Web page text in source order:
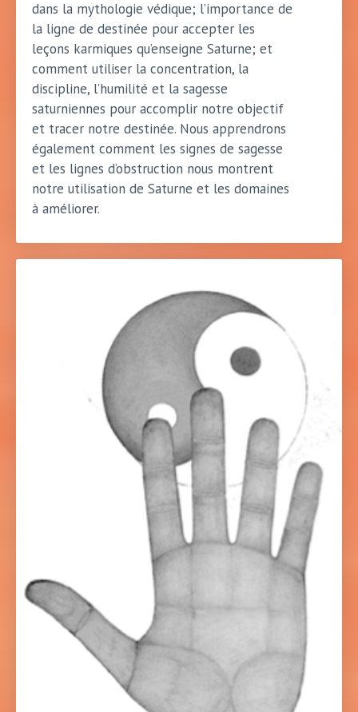
dans la mythologie védique; l’importance de
la ligne de destinée pour accepter les
leçons karmiques qu’enseigne Saturne; et
comment utiliser la concentration, la
discipline, l’humilité et la sagesse
saturniennes pour accomplir notre objectif
et tracer notre destinée. Nous apprendrons
également comment les signes de sagesse
et les lignes d’obstruction nous montrent
notre utilisation de Saturne et les domaines
à améliorer.